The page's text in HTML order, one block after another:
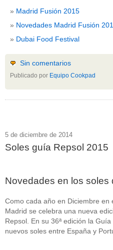
Madrid Fusión 2015
Novedades Madrid Fusión
Dubai Food Festival
Sin comentarios
Publicado por Equipo Cookpad
5 de diciembre de 2014
Soles guía Repsol 2015
Novedades en los soles
Como cada año en Diciembre en
Madrid se celebra una nueva
Repsol. En su 36ª edición la
nuevos soles entre España y